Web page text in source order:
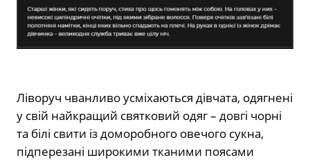
Ліворуч чванливо усміхаються дівчата, одягнені
у свій найкращий святковий одяг – довгі чорні
та білі свити із доморобного овечого сукна,
підперезані широкими тканими поясами